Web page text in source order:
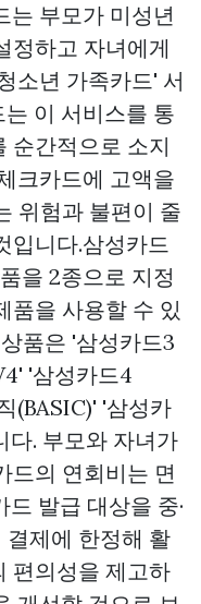
는 부모가 미성년
정하고 자녀에게
소년 가족카드' 서
이 서비스를 통
순간적으로 소지
크카드에 고액을
위험과 불편이 줄
입니다.삼성카드
을 2종으로 지정
품을 사용할 수 있
품은 '삼성카드3
'삼성카드4
(BASIC)' '삼성카
다. 부모와 자녀가
드의 연회비는 면
발급 대상을 중·
제에 한정해 활
편의성을 제고하